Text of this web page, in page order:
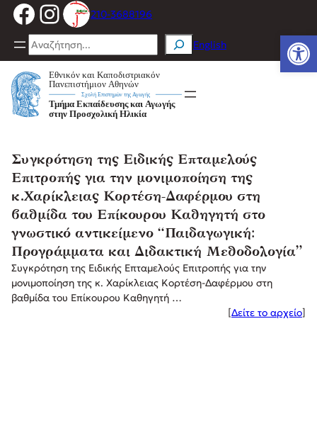
Μετάβαση
στο
περιεχόμενο
Facebook
Instagram
210-3688196
Search English
Συγκρότηση της Ειδικής Επταμελούς
Επιτροπής για την μονιμοποίηση της
κ.Χαρίκλειας Κορτέση-Δαφέρμου στη
βαθμίδα του Επίκουρου Καθηγητή στο
γνωστικό αντικείμενο “Παιδαγωγική:
Προγράμματα και Διδακτική Μεθοδολογία”
Συγκρότηση της Ειδικής Επταμελούς Επιτροπής για την
μονιμοποίηση της κ. Χαρίκλειας Κορτέση-Δαφέρμου στη
βαθμίδα του Επίκουρου Καθηγητή …
[Δείτε το αρχείο]